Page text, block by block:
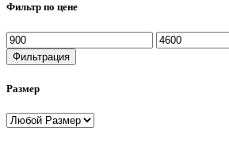
Фильтр по цене
Минимальная
цена
Максимальная
цена
Фильтрация
Размер